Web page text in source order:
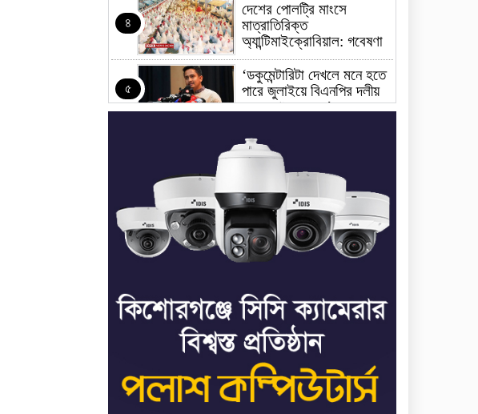
৪
দেশের পোলট্রি মাংসে
মাত্রাতিরিক্ত
অ্যান্টিমাইক্রোবিয়াল: গবেষণা
৫
‘ডকুমেন্টারিটা দেখলে মনে হতে
পারে জুলাইয়ে বিএনপির দলীয়
অভ্যুত্থান হয়েছে’
জুলাইয়ের অনুষ্ঠানে তথ্যচিত্র
নিয়ে হট্টগোল
মাত্র ছয় দিনেই ১ বিলিয়ন
ডলার আয় স্পাইডার-ম্যান:
ব্র্যান্ড নিউ ডে
মামলা
ধর্ষণের অভিযোগে কনটেন্ট
ক্রিয়েটর রিপন মিয়ার বিরুদ্ধে
মামলা
যে ডকুমেন্টারিতে আবু সাঈদের